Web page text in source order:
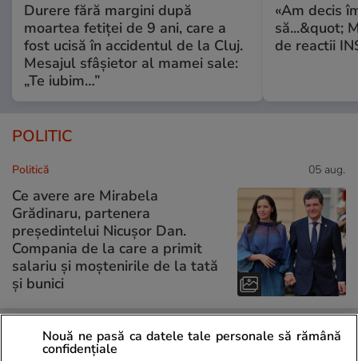
Durere fără margini după
moartea fetiței de 9 ani, care a
fost ucisă în accidentul de la Cluj.
Mesajul sfâșietor al mamei sale:
„Te iubim…”
«Am decis
să...&quot;
de reactii
POLITIC
Politică 05 aug.
Ce avere are Mirabela
Grădinaru, partenera
președintelui Nicușor Dan.
Compania de la care a primit
salariu și moștenirile de la tată
și bunici
Politică 05 aug.
Nouă ne pasă ca datele tale personale să rămână
confidențiale